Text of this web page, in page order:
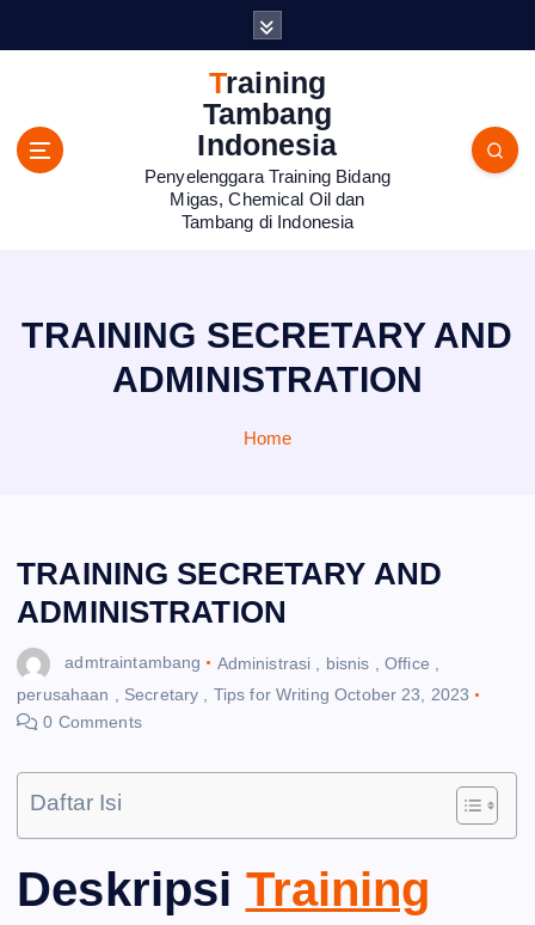
Training
Tambang
Indonesia
Penyelenggara Training Bidang
Migas, Chemical Oil dan
Tambang di Indonesia
TRAINING SECRETARY AND
ADMINISTRATION
Home
TRAINING SECRETARY AND
ADMINISTRATION
admtraintambang Administrasi bisnis Office
perusahaan
Secretary Tips for Writing October 23, 2023
0 Comments
Daftar Isi
Deskripsi Training